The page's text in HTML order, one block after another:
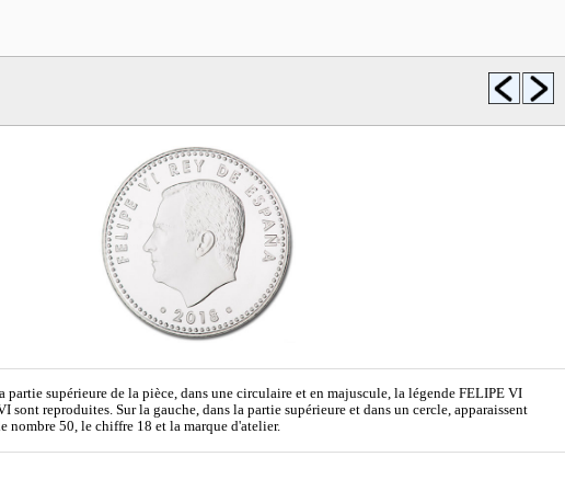
supérieure de la pièce, dans une circulaire et en majuscule, la légende FELIPE VI
reproduites. Sur la gauche, dans la partie supérieure et dans un cercle, apparaissent
nombre 50, le chiffre 18 et la marque d'atelier.